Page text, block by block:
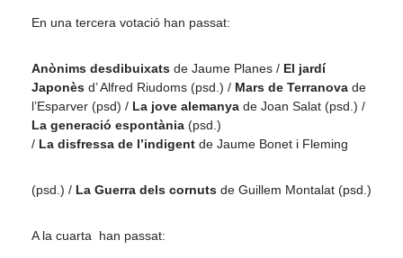
En una tercera votació han passat:
Anònims desdibuixats de Jaume Planes / El jardí
Japonès d’ Alfred Riudoms (psd .) / Mars de Terranova de
l’Esparver (psd) / La jove alemanya de Joan Salat (psd .) /
La generació espontània (psd .)
/ La disfressa de l’indigent de Jaume Bonet i Fleming
(psd .) / La Guerra dels cornuts de Guillem Montalat (psd .)
A la cuarta han passat: